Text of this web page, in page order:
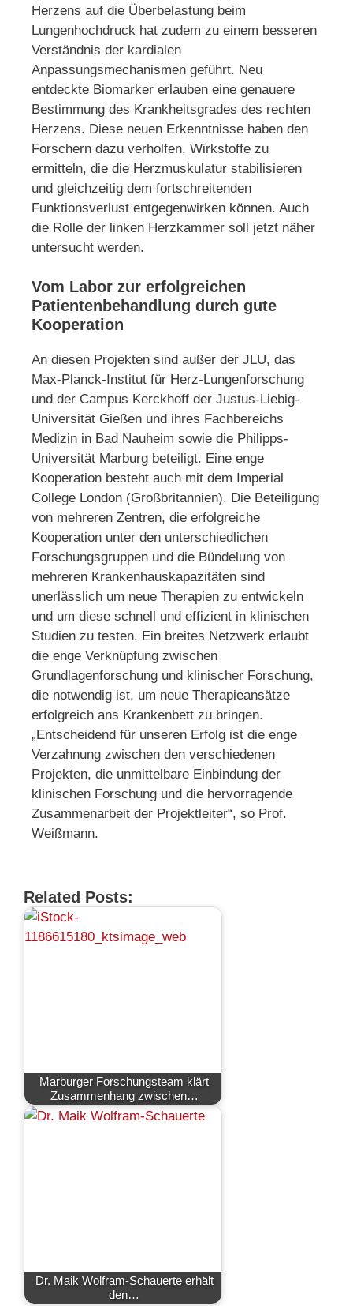
Herzens auf die Überbelastung beim
Lungenhochdruck hat zudem zu einem besseren
Verständnis der kardialen
Anpassungsmechanismen geführt. Neu
entdeckte Biomarker erlauben eine genauere
Bestimmung des Krankheitsgrades des rechten
Herzens. Diese neuen Erkenntnisse haben den
Forschern dazu verholfen, Wirkstoffe zu
ermitteln, die die Herzmuskulatur stabilisieren
und gleichzeitig dem fortschreitenden
Funktionsverlust entgegenwirken können. Auch
die Rolle der linken Herzkammer soll jetzt näher
untersucht werden.
Vom Labor zur erfolgreichen
Patientenbehandlung durch gute
Kooperation
An diesen Projekten sind außer der JLU, das
Max-Planck-Institut für Herz-Lungenforschung
und der Campus Kerckhoff der Justus-Liebig-
Universität Gießen und ihres Fachbereichs
Medizin in Bad Nauheim sowie die Philipps-
Universität Marburg beteiligt. Eine enge
Kooperation besteht auch mit dem Imperial
College London (Großbritannien). Die Beteiligung
von mehreren Zentren, die erfolgreiche
Kooperation unter den unterschiedlichen
Forschungsgruppen und die Bündelung von
mehreren Krankenhauskapazitäten sind
unerlässlich um neue Therapien zu entwickeln
und um diese schnell und effizient in klinischen
Studien zu testen. Ein breites Netzwerk erlaubt
die enge Verknüpfung zwischen
Grundlagenforschung und klinischer Forschung,
die notwendig ist, um neue Therapieansätze
erfolgreich ans Krankenbett zu bringen.
„Entscheidend für unseren Erfolg ist die enge
Verzahnung zwischen den verschiedenen
Projekten, die unmittelbare Einbindung der
klinischen Forschung und die hervorragende
Zusammenarbeit der Projektleiter“, so Prof.
Weißmann.
Related Posts:
Marburger Forschungsteam klärt
Zusammenhang zwischen…
Dr. Maik Wolfram-Schauerte erhält
den…